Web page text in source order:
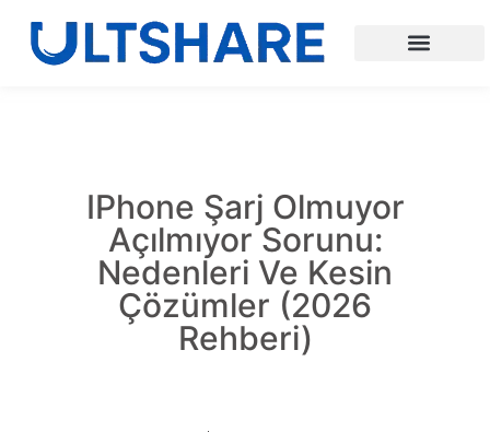
IPhone Şarj Olmuyor
Açılmıyor Sorunu:
Nedenleri Ve Kesin
Çözümler (2026
Rehberi)